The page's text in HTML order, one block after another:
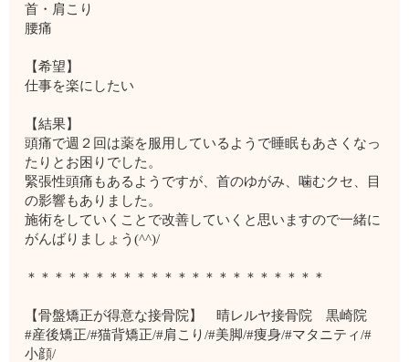
首・肩こり
腰痛
【希望】
仕事を楽にしたい
【結果】
頭痛で週２回は薬を服用しているようで睡眠もあさくなっ
たりとお困りでした。
緊張性頭痛もあるようですが、首のゆがみ、噛むクセ、目
の影響もありました。
施術をしていくことで改善していくと思いますので一緒に
がんばりましょう(^^)/
＊＊＊＊＊＊＊＊＊＊＊＊＊＊＊＊＊＊＊＊＊＊
【骨盤矯正が得意な接骨院】 晴レルヤ接骨院 黒崎院
#産後矯正/#猫背矯正/#肩こり/#美脚/#痩身/#マタニティ/#
小顔/